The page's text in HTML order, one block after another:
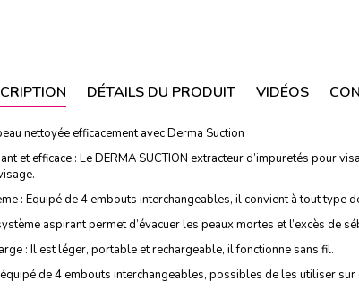
DÉTAILS DU PRODUIT VIDÉOS
nettoyée efficacement avec Derma Suction
et efficace : Le DERMA SUCTION extracteur d’impuretés pour
: Equipé de 4 embouts interchangeables, il convient à tout type
aspirant permet d’évacuer les peaux mortes et l’excès de
: Il est léger, portable et rechargeable, il fonctionne sans fil.
de 4 embouts interchangeables, possibles de les utiliser